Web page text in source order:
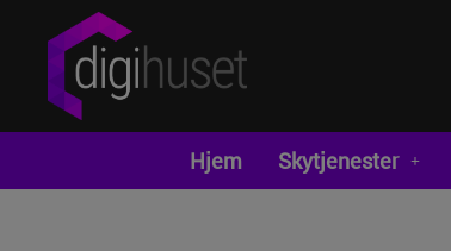
Hjem Skytjenester